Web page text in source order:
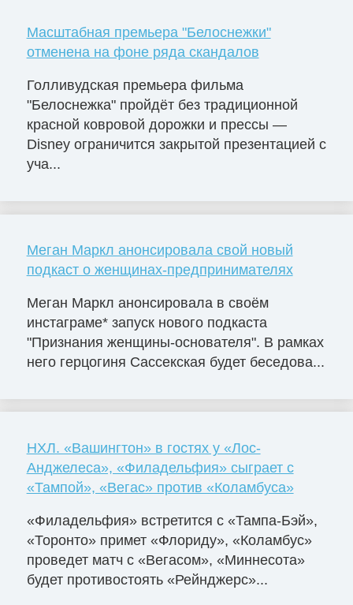
Масштабная премьера "Белоснежки"
отменена на фоне ряда скандалов
Голливудская премьера фильма
"Белоснежка" пройдёт без традиционной
красной ковровой дорожки и прессы —
Disney ограничится закрытой презентацией с
уча...
Меган Маркл анонсировала свой новый
подкаст о женщинах-предпринимателях
Меган Маркл анонсировала в своём
инстаграме* запуск нового подкаста
"Признания женщины-основателя". В рамках
него герцогиня Сассекская будет беседова...
НХЛ. «Вашингтон» в гостях у «Лос-
Анджелеса», «Филадельфия» сыграет с
«Тампой», «Вегас» против «Коламбуса»
«Филадельфия» встретится с «Тампа-Бэй»,
«Торонто» примет «Флориду», «Коламбус»
проведет матч с «Вегасом», «Миннесота»
будет противостоять «Рейнджерс»...